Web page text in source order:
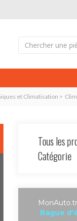
et Climatisation >
Tous les
Bague